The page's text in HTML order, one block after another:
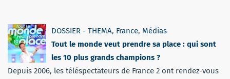
DOSSIER - THEMA, France, Médias
Tout le monde veut prendre sa place : qui sont
les 10 plus grands champions ?
Depuis 2006, les téléspectateurs de France 2 ont rendez-vous